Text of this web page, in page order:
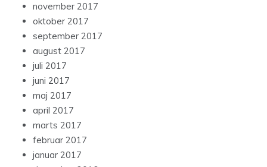
november 2017
oktober 2017
september 2017
august 2017
juli 2017
juni 2017
maj 2017
april 2017
marts 2017
februar 2017
januar 2017